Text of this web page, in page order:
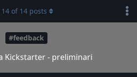
#feedback
Kickstarter - preliminari
14 of 14 posts